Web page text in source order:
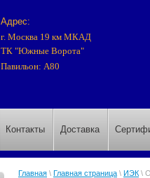
Адрес:
г. Москва 19 км МКАД
ТК "Южные Ворота"
Павильон: А80
Контакты Доставка
Главная \ Главная страница \ ИЭК \